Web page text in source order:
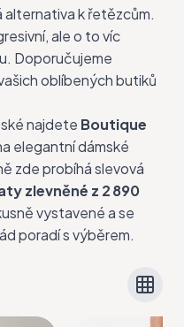
k řetězcům.
ale o to víc
Doporučujeme
oblíbených butiků
najdete Boutique
elegantní dámské
zde probíhá slevová
zlevněné z 2 890
vystavené a se
poradí s výběrem.